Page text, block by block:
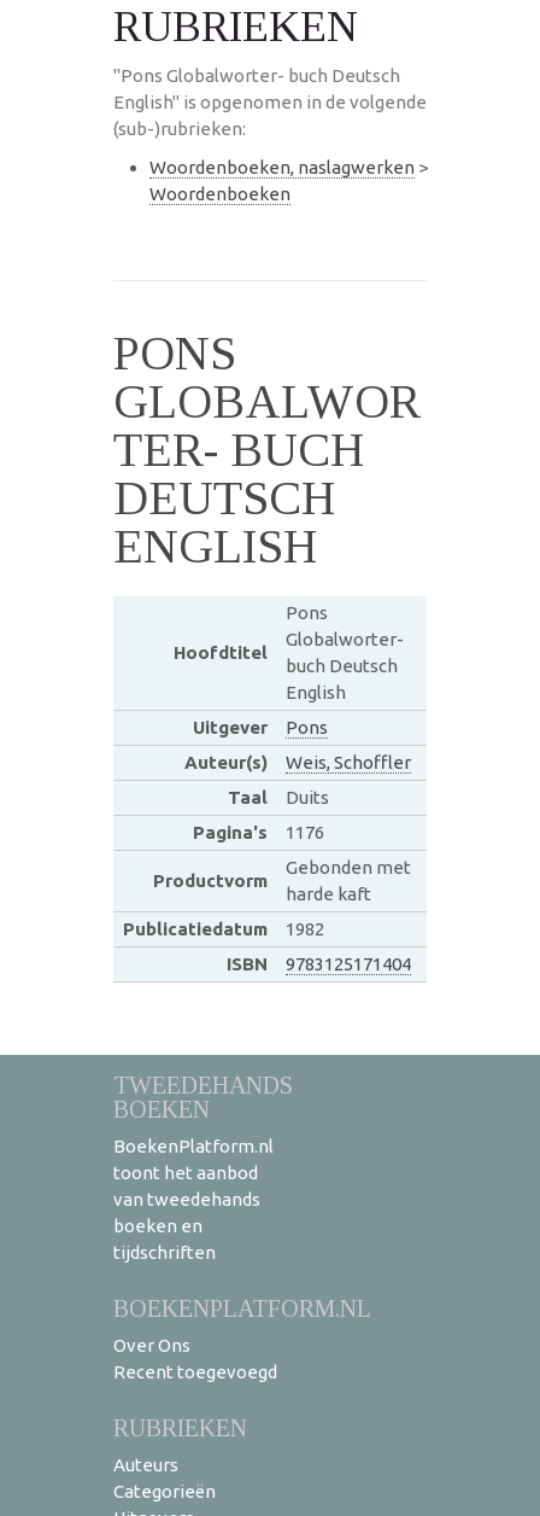
RUBRIEKEN
"Pons Globalworter- buch Deutsch
English" is opgenomen in de volgende
(sub-)rubrieken:
Woordenboeken, naslagwerken >
Woordenboeken
PONS
GLOBALWOR
TER- BUCH
DEUTSCH
ENGLISH
Hoofdtitel
Pons
Globalworter-
buch Deutsch
English
Uitgever
Pons
Auteur(s)
Weis, Schoffler
Taal
Duits
Pagina's
1176
Productvorm
Gebonden met
harde kaft
Publicatiedatum
1982
ISBN
9783125171404
TWEEDEHANDS
BOEKEN
BoekenPlatform.nl
toont het aanbod
van tweedehands
boeken en
tijdschriften
BOEKENPLATFORM.NL
Over Ons
Recent toegevoegd
RUBRIEKEN
Auteurs
Categorieën